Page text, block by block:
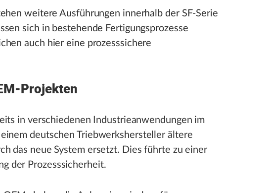
weitere Ausführungen innerhalb der SF-Serie
sich in bestehende Fertigungsprozesse
auch hier eine prozesssichere
Projekten
in verschiedenen Industrieanwendungen im
deutschen Triebwerkshersteller ältere
das neue System ersetzt. Dies führte zu einer
der Prozesssicherheit.